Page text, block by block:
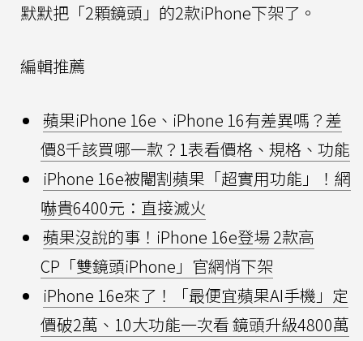
默默把「2顆鏡頭」的2款iPhone下架了。
編輯推薦
蘋果iPhone 16e、iPhone 16有差異嗎？差
價8千該買哪一款？1表看價格、規格、功能
iPhone 16e被閹割蘋果「超實用功能」！網
嚇貴6400元：直接滅火
蘋果沒說的事！iPhone 16e登場 2款高
CP「雙鏡頭iPhone」官網悄下架
iPhone 16e來了！「最便宜蘋果AI手機」定
價破2萬、10大功能一次看 鏡頭升級4800萬